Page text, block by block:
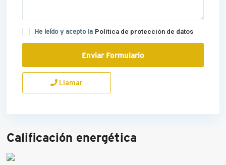
He leído y acepto la Política de protección de datos
Llamar
Calificación energética